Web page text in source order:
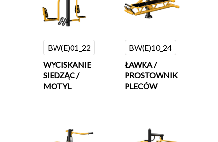
BW(E)01_22
WYCISKANIE
SIEDZĄC /
MOTYL
BW(E)10_24
ŁAWKA /
PROSTOWNIK
PLECÓW